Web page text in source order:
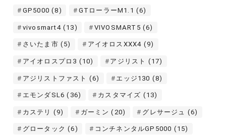
GP5000 (8) GTローラーM1.1 (6)
vivosmart4(13) VIVOSMART5 (6)
さいたま市 (5) アイオロスXXX4 (9)
アイオロスプロ3 (10) アジリスト (17)
アジリストファスト (6) エッジ130 (8)
エモンダSL6 (36) カスタマイズ (13)
カステリ (9) ガーミン (20) グレサージュ (6)
グロータック (6) コンチネンタルGP5000 (15)